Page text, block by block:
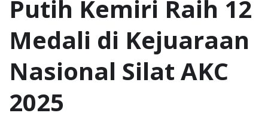
Putih Kemiri Raih 12
Medali di Kejuaraan
Nasional Silat AKC
2025